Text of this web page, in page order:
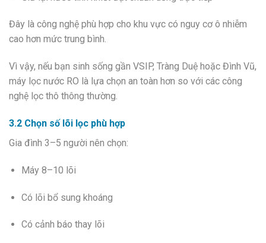
Đây là công nghệ phù hợp cho khu vực có nguy cơ ô nhiễm
cao hơn mức trung bình.
Vì vậy, nếu bạn sinh sống gần VSIP, Tràng Duệ hoặc Đình Vũ,
máy lọc nước RO là lựa chọn an toàn hơn so với các công
nghệ lọc thô thông thường.
3.2 Chọn số lõi lọc phù hợp
Gia đình 3–5 người nên chọn:
Máy 8–10 lõi
Có lõi bổ sung khoáng
Có cảnh báo thay lõi